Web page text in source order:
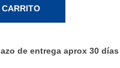
de entrega aprox 30 días